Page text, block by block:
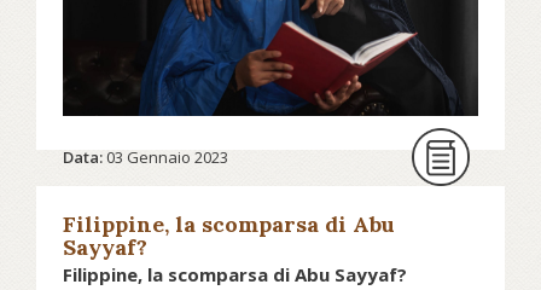
Continua a leggere su oasiscenter.eu...
Data:03 Gennaio 2023
Filippine, la scomparsa di Abu
Sayyaf?
Filippine, la scomparsa di Abu Sayyaf?